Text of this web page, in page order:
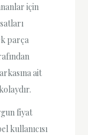
için
parça
ait
fiyat
kullanıcısı